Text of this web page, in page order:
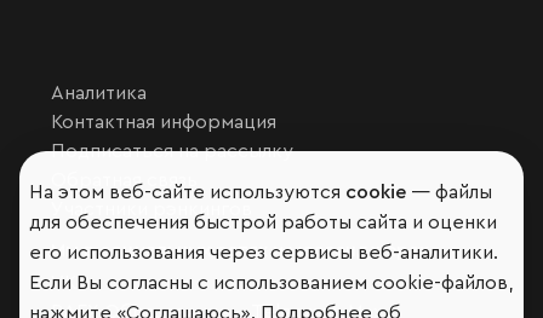
Аналитика
Контактная информация
Подписаться на рассылку
Обратная связь
Участники рэнкингов
Мы в социальных сетях и мессенджерах
VK
RAEX Образование –Telegram,Max
На этом веб-сайте используются cookie — файлы
для обеспечения быстрой работы сайта и оценки
его использования через сервисы веб-аналитики.
Если Вы согласны с использованием cookie-файлов,
нажмите «Соглашаюсь». Подробнее об